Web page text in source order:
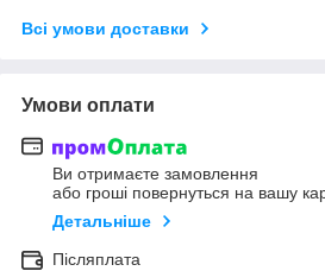
Всі умови доставки
Умови оплати
Ви отримаєте замовлення
або гроші повернуться на вашу
Детальніше
Післяплата